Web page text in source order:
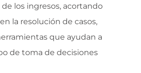
los ingresos, acortando
la resolución de casos,
que ayudan a
de toma de decisiones